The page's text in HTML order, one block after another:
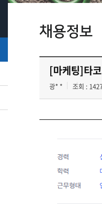
채용정보
[마케팅]타
광* * 조회 :